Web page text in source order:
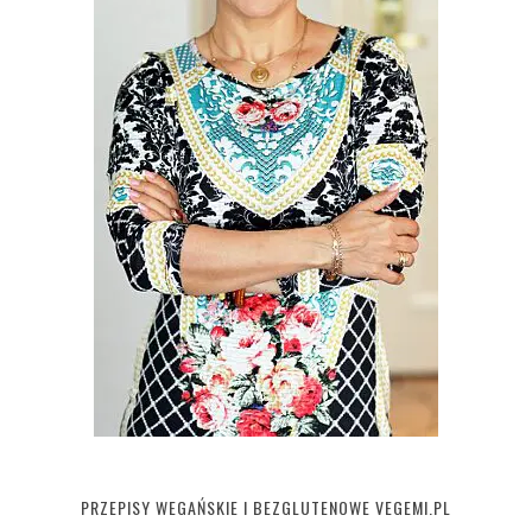
PRZEPISY WEGAŃSKIE I BEZGLUTENOWE VEGEMI.PL